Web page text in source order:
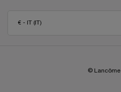
€ - IT (IT)
© Lancôme